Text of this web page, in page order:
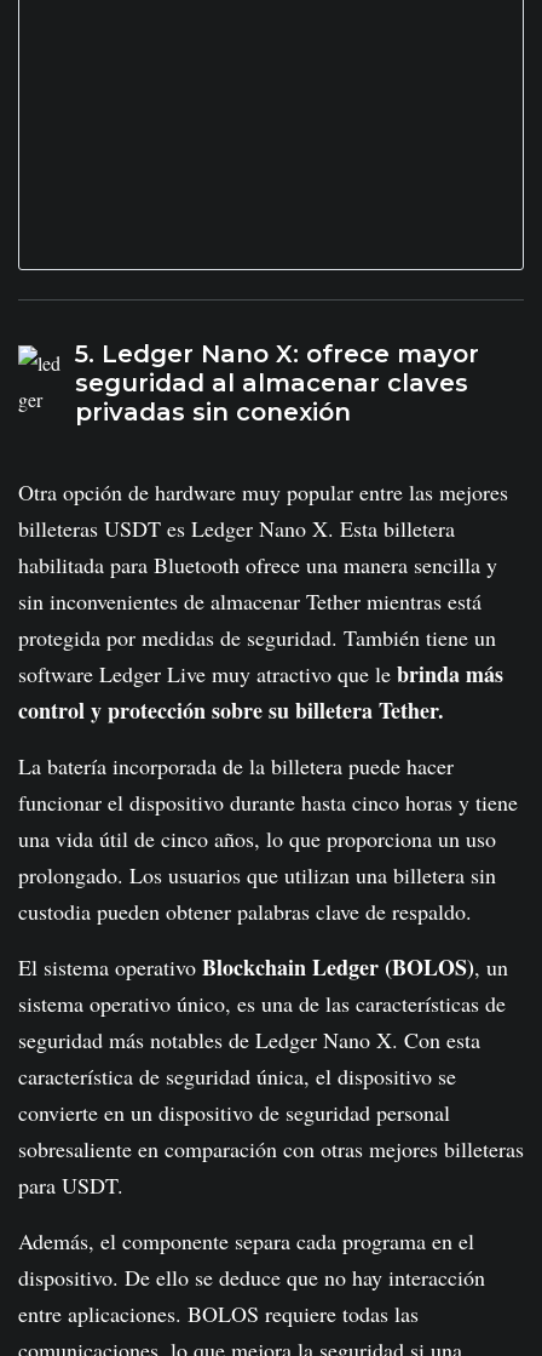
5. Ledger Nano X: ofrece mayor
seguridad al almacenar claves
privadas sin conexión
Otra opción de hardware muy popular entre las mejores
billeteras USDT es Ledger Nano X. Esta billetera
habilitada para Bluetooth ofrece una manera sencilla y
sin inconvenientes de almacenar Tether mientras está
protegida por medidas de seguridad. También tiene un
software Ledger Live muy atractivo que le brinda más
control y protección sobre su billetera Tether.
La batería incorporada de la billetera puede hacer
funcionar el dispositivo durante hasta cinco horas y tiene
una vida útil de cinco años, lo que proporciona un uso
prolongado. Los usuarios que utilizan una billetera sin
custodia pueden obtener palabras clave de respaldo.
El sistema operativo Blockchain Ledger (BOLOS), un
sistema operativo único, es una de las características de
seguridad más notables de Ledger Nano X. Con esta
característica de seguridad única, el dispositivo se
convierte en un dispositivo de seguridad personal
sobresaliente en comparación con otras mejores billeteras
para USDT.
Además, el componente separa cada programa en el
dispositivo. De ello se deduce que no hay interacción
entre aplicaciones. BOLOS requiere todas las
comunicaciones, lo que mejora la seguridad si una